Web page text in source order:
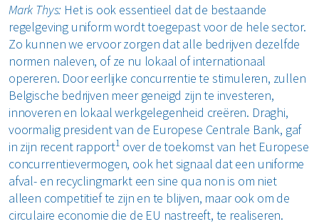
Mark Thys: Het is ook essentieel dat de bestaande
regelgeving uniform wordt toegepast voor de hele sector.
Zo kunnen we ervoor zorgen dat alle bedrijven dezelfde
normen naleven, of ze nu lokaal of internationaal
opereren. Door eerlijke concurrentie te stimuleren, zullen
Belgische bedrijven meer geneigd zijn te investeren,
innoveren en lokaal werkgelegenheid creëren. Draghi,
voormalig president van de Europese Centrale Bank, gaf
in zijn recent rapport1over de toekomst van het Europese
concurrentievermogen, ook het signaal dat een uniforme
afval- en recyclingmarkt een sine qua non is om niet
alleen competitief te zijn en te blijven, maar ook om de
circulaire economie die de EU nastreeft, te realiseren.